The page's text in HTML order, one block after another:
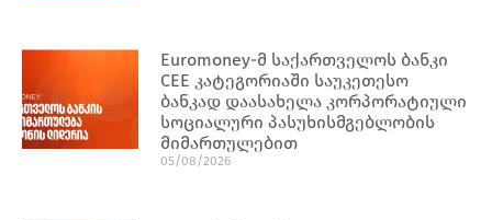
Euromoney-მ საქართველოს ბანკი
CEE კატეგორიაში საუკეთესო
ბანკად დაასახელა კორპორატიული
სოციალური პასუხისმგებლობის
მიმართულებით
05/08/2026